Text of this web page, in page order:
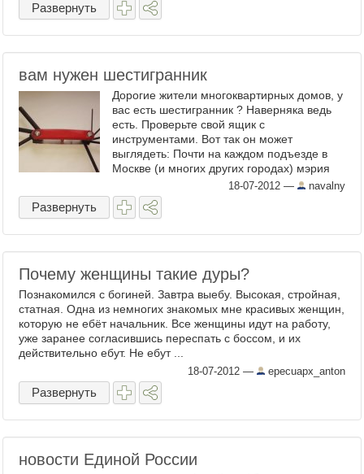
Видеотоп
Развернуть
вам нужен шестигранник
Дорогие жители многоквартирных домов, у
вас есть шестигранник ? Наверняка ведь
есть. Проверьте свой ящик с
инструментами. Вот так он может
выглядеть: Почти на каждом подъезде в
Москве (и многих других городах) мэрия
присобачила такие , типа, ...
18-07-2012 — navalny
Развернуть
Почему женщины такие дуры?
Познакомился с богиней. Завтра выебу. Высокая, стройная,
статная. Одна из немногих знакомых мне красивых женщин,
которую не ебёт начальник. Все женщины идут на работу,
уже заранее согласившись переспать с боссом, и их
действительно ебут. Не ебут ...
18-07-2012 — epecuapx_anton
Развернуть
новости Единой России